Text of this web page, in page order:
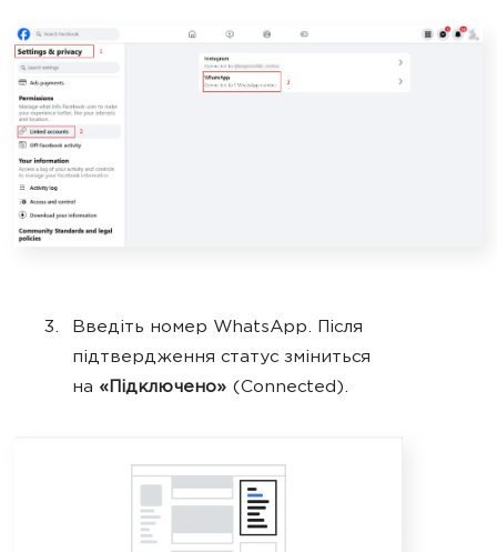
Введіть номер WhatsApp. Після
підтвердження статус зміниться
на «Підключено» (Connected).